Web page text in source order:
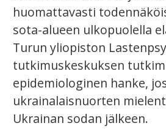
huomattavasti
sota-alueen ulkopuolella
Turun yliopiston
tutkimuskeskuksen
epidemiologinen hanke,
ukrainalaisnuorten
Ukrainan sodan jälkeen.